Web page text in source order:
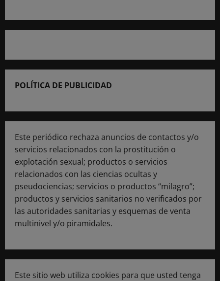
POLÍTICA DE PUBLICIDAD
Este periódico rechaza anuncios de contactos y/o
servicios relacionados con la prostitución o
explotación sexual; productos o servicios
relacionados con las ciencias ocultas y
pseudociencias; servicios o productos “milagro”;
productos y servicios sanitarios no verificados por
las autoridades sanitarias y esquemas de venta
multinivel y/o piramidales.
Este sitio web utiliza cookies para que usted tenga